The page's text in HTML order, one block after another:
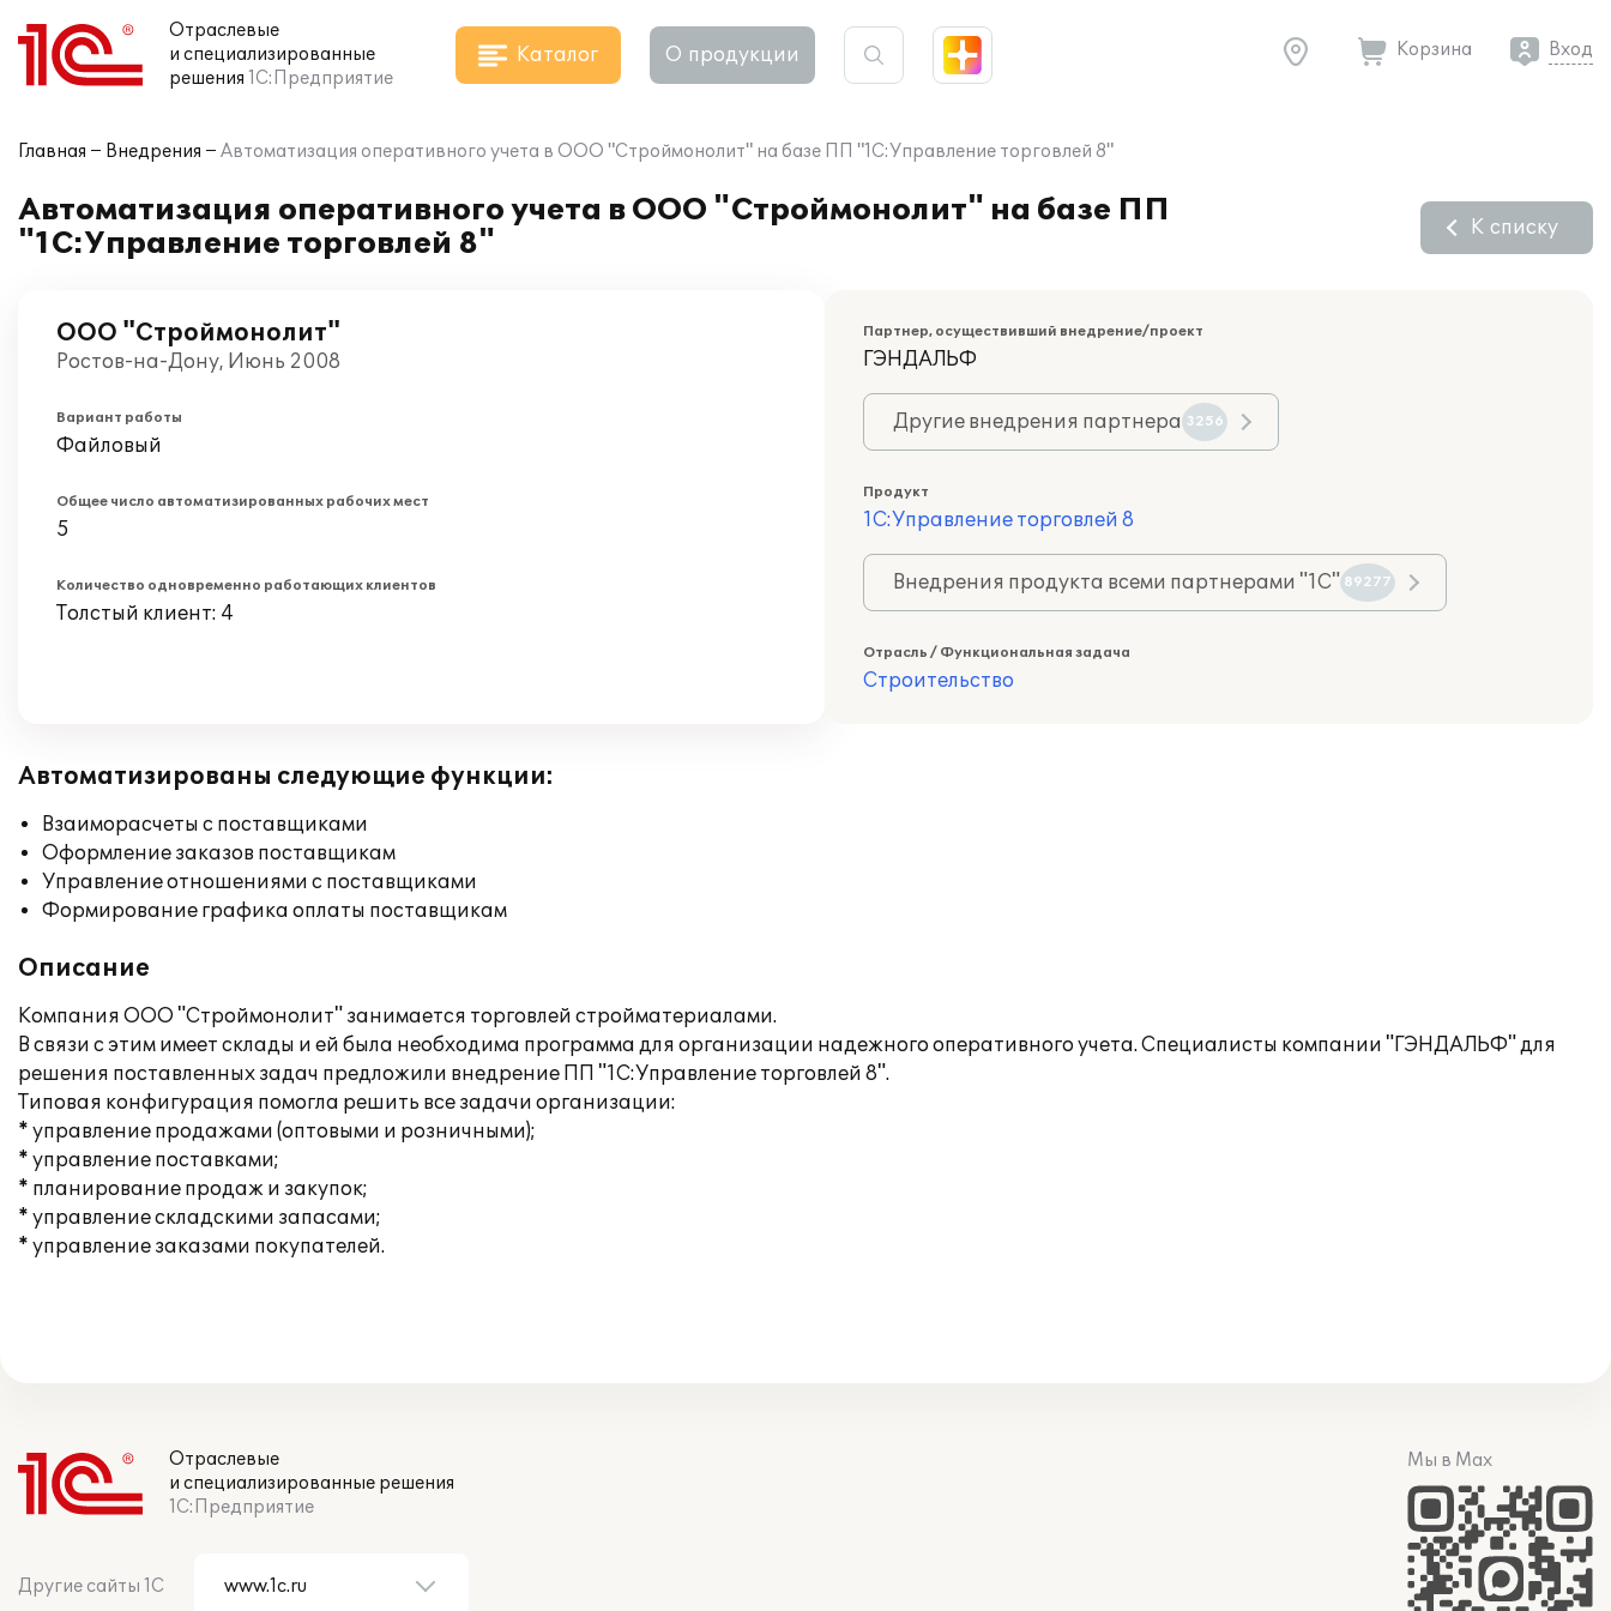
Отраслевые
и специализированные
решения 1С:Предприятие
Каталог О продукции Корзина Вход
Главная Внедрения Автоматизация оперативного учета в ООО "Строймонолит" на базе ПП "1С:Управление торговлей 8"
Автоматизация оперативного учета в ООО "Строймонолит" на базе ПП
"1С:Управление торговлей 8"
К списку
ООО "Строймонолит"
Ростов-на-Дону, Июнь 2008
Вариант работы
Файловый
Общее число автоматизированных рабочих мест
5
Количество одновременно работающих клиентов
Толстый клиент: 4
Партнер, осуществивший внедрение/проект
ГЭНДАЛЬФ
Другие внедрения партнера 3256
Продукт
1С:Управление торговлей 8
Внедрения продукта всеми партнерами "1С" 89277
Отрасль / Функциональная задача
Строительство
Автоматизированы следующие функции:
Взаиморасчеты с поставщиками
Оформление заказов поставщикам
Управление отношениями с поставщиками
Формирование графика оплаты поставщикам
Описание
Компания ООО "Строймонолит" занимается торговлей стройматериалами.
В связи с этим имеет склады и ей была необходима программа для организации надежного оперативного учета. Специалисты компании "ГЭНДАЛЬФ" для
решения поставленных задач предложили внедрение ПП "1С:Управление торговлей 8".
Типовая конфигурация помогла решить все задачи организации:
* управление продажами (оптовыми и розничными);
* управление поставками;
* планирование продаж и закупок;
* управление складскими запасами;
* управление заказами покупателей.
Отраслевые
и специализированные решения
1С:Предприятие
Другие сайты 1С
Мы в Max